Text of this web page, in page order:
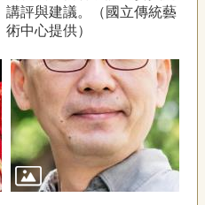
講評與建議。（國立傳統藝
術中心提供）